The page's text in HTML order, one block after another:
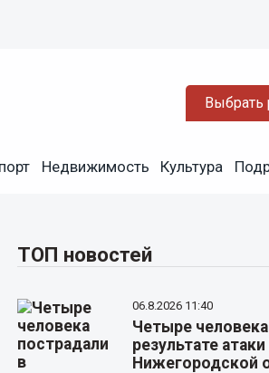
Выбрать
Недвижимость Культура
ТОП новостей
06.8.2026 11:40
Четыре
результате
Нижегородской